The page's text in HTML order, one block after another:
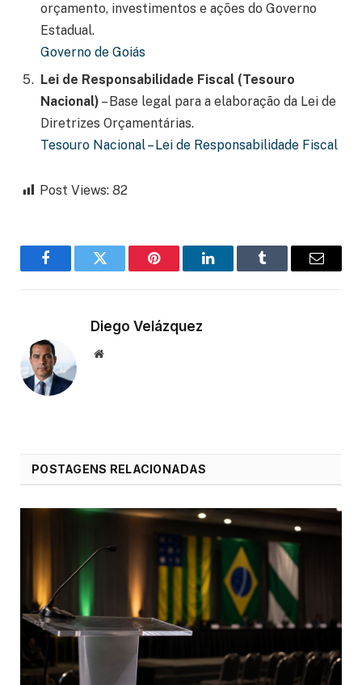
orçamento, investimentos e ações do Governo
Estadual.
Governo de Goiás
Lei de Responsabilidade Fiscal (Tesouro
Nacional) – Base legal para a elaboração da Lei de
Diretrizes Orçamentárias.
Tesouro Nacional – Lei de Responsabilidade Fiscal
Post Views: 82
FacebookTwitter Pinterest LinkedInTumblr Email
Diego Velázquez
Website
POSTAGENS RELACIONADAS